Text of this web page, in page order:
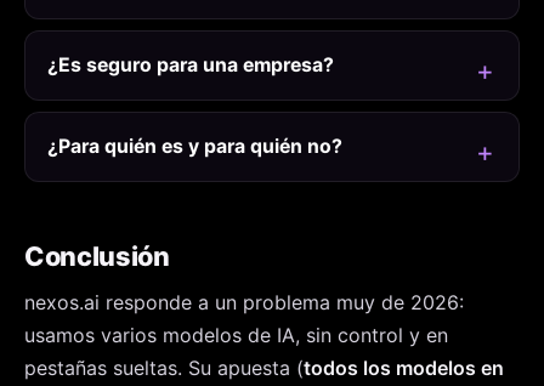
¿Es seguro para una empresa?
¿Para quién es y para quién no?
Conclusión
nexos.ai responde a un problema muy de 2026:
usamos varios modelos de IA, sin control y en
pestañas sueltas. Su apuesta (todos los modelos en